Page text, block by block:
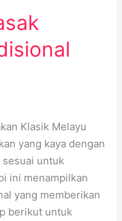
Klasik Melayu
yang kaya dengan
sesuai untuk
ini menampilkan
yang memberikan
berikut untuk